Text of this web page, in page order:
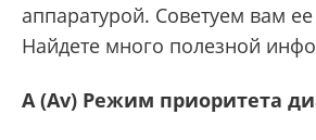
аппаратурой. Советуем вам
Найдете много полезной
A (Av) Режим приоритета